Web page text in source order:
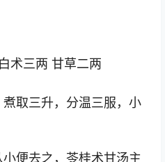
术三两 甘草二两
取三升，分温三服，小
便去之，苓桂术甘汤主